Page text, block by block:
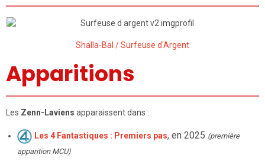
Shalla-Bal / Surfeuse d'Argent
Apparitions
Les Zenn-Laviens apparaissent dans :
Les 4 Fantastiques : Premiers pas, en 2025 (première
apparition MCU)